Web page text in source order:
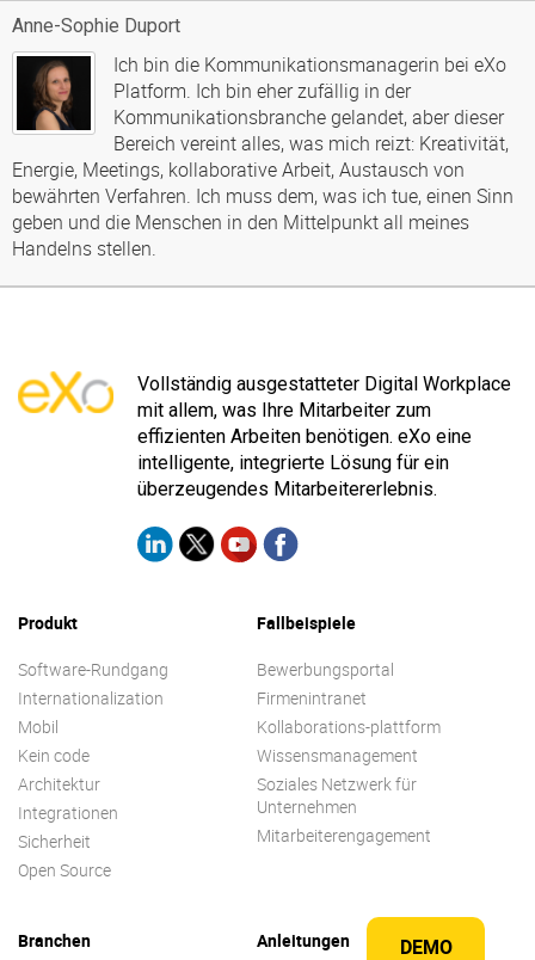
DEMO
Anne-Sophie Duport
Ich bin die Kommunikationsmanagerin bei eXo
Platform. Ich bin eher zufällig in der
Kommunikationsbranche gelandet, aber dieser
Bereich vereint alles, was mich reizt: Kreativität,
Energie, Meetings, kollaborative Arbeit, Austausch von
bewährten Verfahren. Ich muss dem, was ich tue, einen Sinn
geben und die Menschen in den Mittelpunkt all meines
Handelns stellen.
Vollständig ausgestatteter Digital Workplace
mit allem, was Ihre Mitarbeiter zum
effizienten Arbeiten benötigen. eXo eine
intelligente, integrierte Lösung für ein
überzeugendes Mitarbeitererlebnis.
Produkt
Software-Rundgang
Internationalization
Mobil
Kein code
Architektur
Integrationen
Sicherheit
Open Source
Fallbeispiele
Bewerbungsportal
Firmenintranet
Kollaborations-plattform
Wissensmanagement
Soziales Netzwerk für
Unternehmen
Mitarbeiterengagement
Branchen Anleitungen